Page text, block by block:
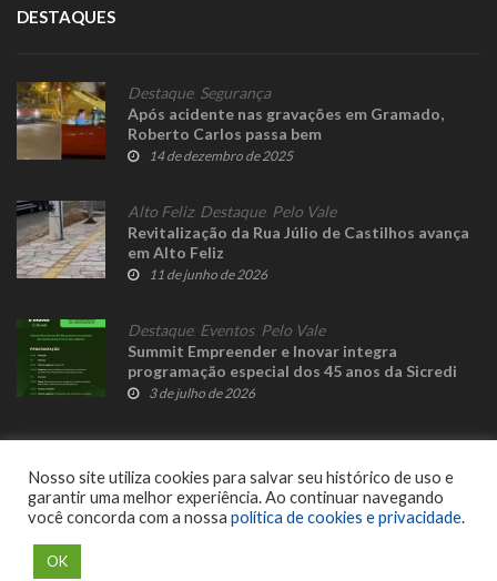
DESTAQUES
Destaque, Segurança
Após acidente nas gravações em Gramado,
Roberto Carlos passa bem
14 de dezembro de 2025
Alto Feliz, Destaque, Pelo Vale
Revitalização da Rua Júlio de Castilhos avança
em Alto Feliz
11 de junho de 2026
Destaque, Eventos, Pelo Vale
Summit Empreender e Inovar integra
programação especial dos 45 anos da Sicredi
Ouro Branco RS/MG
3 de julho de 2026
Nosso site utiliza cookies para salvar seu histórico de uso e
garantir uma melhor experiência. Ao continuar navegando
você concorda com a nossa política de cookies e privacidade.
OK